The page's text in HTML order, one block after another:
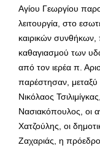
Αγίου Γεωργίου
λειτουργία, στο
καιρικών συνθήκων,
καθαγιασμού των
από τον ιερέα π.
παρέστησαν, μεταξύ
Νικόλαος
Νασιακόπουλος, οι
Χατζούλης, οι
Ζαχαριάς, η